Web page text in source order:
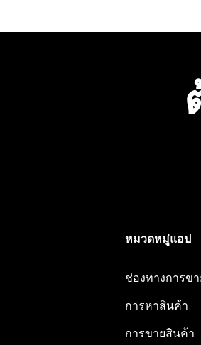
หมวดหมู่แอป
ช่องทางการขา
การหาสินค้า
การขายสินค้า